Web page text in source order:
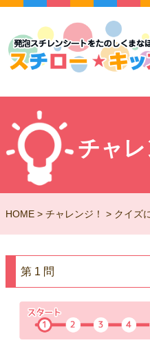
チャレ
HOME チャレンジ！ クイズ
第 1 問